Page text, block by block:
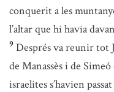
conquerit a les
l’altar que hi havia
9 Després va reunir tot
de Manassès i de
israelites s’havien